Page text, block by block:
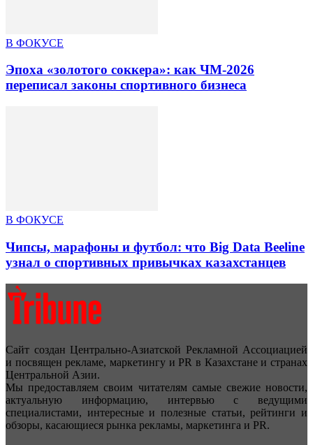
В ФОКУСЕ
Эпоха «золотого соккера»: как ЧМ-2026
переписал законы спортивного бизнеса
В ФОКУСЕ
Чипсы, марафоны и футбол: что Big Data Beeline
узнал о спортивных привычках казахстанцев
Сайт создан Центрально-Азиатской Рекламной Ассоциацией
и посвящен рекламе, маркетингу и PR в Казахстане и странах
Центральной Азии.
Мы предоставляем своим читателям самые свежие новости,
актуальную информацию, интервью с ведущими
специалистами, интересные и полезные статьи, рейтинги и
обзоры, касающиеся рынка рекламы, маркетинга и PR.